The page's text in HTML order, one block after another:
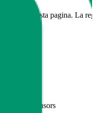
su questa pagina. La
casi.
Sponsors